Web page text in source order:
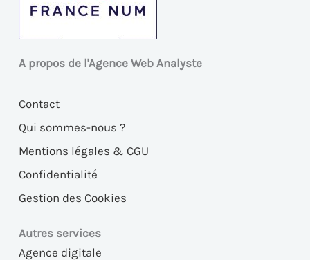
A propos de l'Agence Web Analyste
Contact
Qui sommes-nous ?
Mentions légales & CGU
Confidentialité
Gestion des Cookies
Autres services
Agence digitale